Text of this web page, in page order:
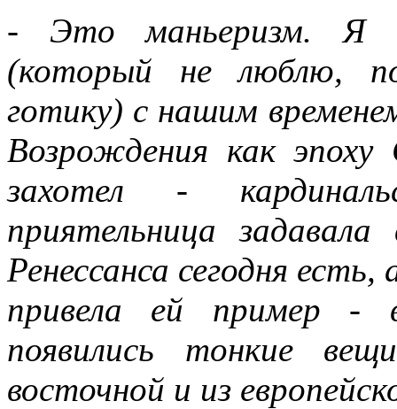
– обеспечивает в
подсознаний автора и
поводу. По
подсознаний в
то, знаемом и рожденном
нигде уточнять и
- Это маньеризм. Я
(который не люблю,
готику) с нашим
Возрождения как эпоху
захотел -
приятельница
Ренессанса сегодня
привела ей пример -
появились тонкие
восточной и из